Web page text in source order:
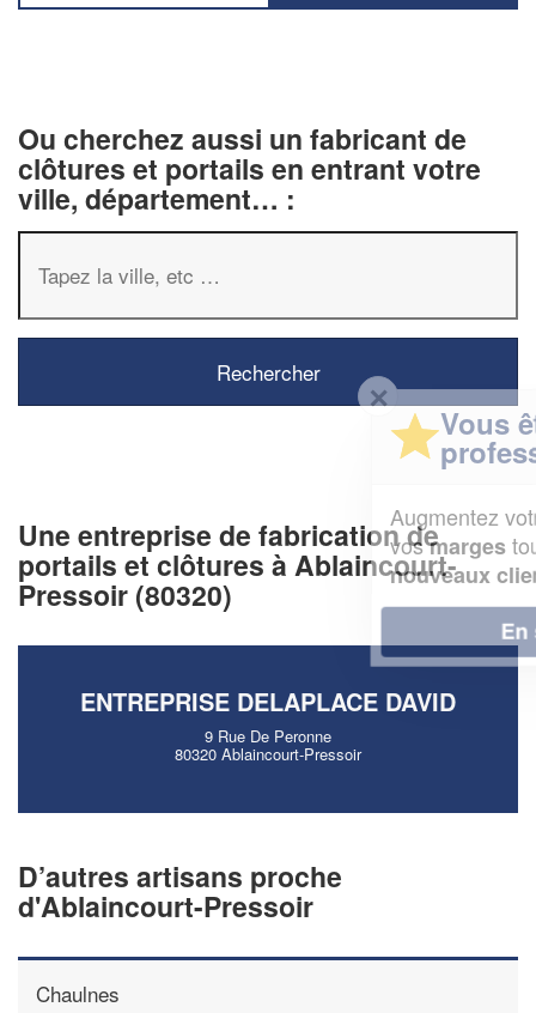
Ou cherchez aussi un fabricant de
clôtures et portails en entrant votre
ville, département… :
Une entreprise de fabrication de
portails et clôtures à Ablaincourt-
Pressoir (80320)
ENTREPRISE DELAPLACE DAVID
9 Rue De Peronne
80320 Ablaincourt-Pressoir
D’autres artisans proche
d'Ablaincourt-Pressoir
Chaulnes
✕
professionnel ?
chiffre d'affaireset
vosmargestout en gagnant de
nouveaux clients!